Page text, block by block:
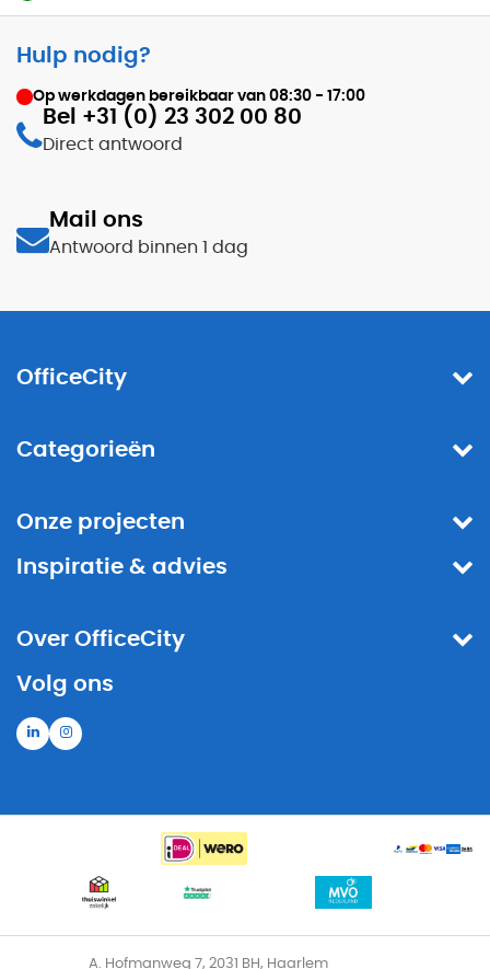
Hulp nodig?
Op werkdagen bereikbaar van 08:30 - 17:00
Bel +31 (0) 23 302 00 80
Direct antwoord
Mail ons
Antwoord binnen 1 dag
OfficeCity
Categorieën
Onze projecten
Inspiratie & advies
Over OfficeCity
Volg ons
A. Hofmanweg 7, 2031 BH, Haarlem